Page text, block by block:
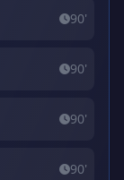
90'
90'
90'
90'